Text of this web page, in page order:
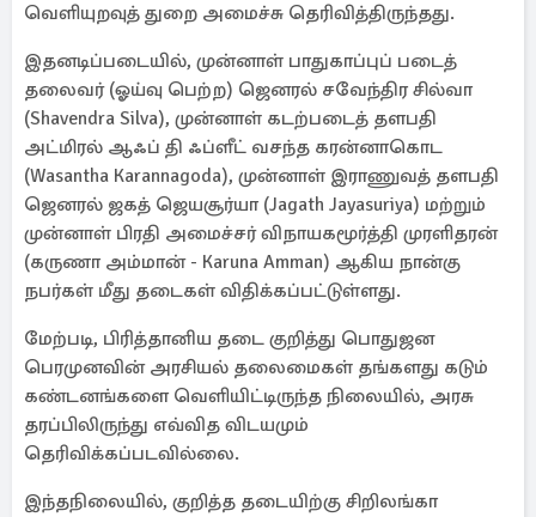
வெளியுறவுத் துறை அமைச்சு தெரிவித்திருந்தது.
இதனடிப்படையில், முன்னாள் பாதுகாப்புப் படைத்
தலைவர் (ஓய்வு பெற்ற) ஜெனரல் சவேந்திர சில்வா
(Shavendra Silva), முன்னாள் கடற்படைத் தளபதி
அட்மிரல் ஆஃப் தி ஃப்ளீட் வசந்த கரன்னாகொட
(Wasantha Karannagoda), முன்னாள் இராணுவத் தளபதி
ஜெனரல் ஜகத் ஜெயசூர்யா (Jagath Jayasuriya) மற்றும்
முன்னாள் பிரதி அமைச்சர் விநாயகமூர்த்தி முரளிதரன்
(கருணா அம்மான் - Karuna Amman) ஆகிய நான்கு
நபர்கள் மீது தடைகள் விதிக்கப்பட்டுள்ளது.
மேற்படி, பிரித்தானிய தடை குறித்து பொதுஜன
பெரமுனவின் அரசியல் தலைமைகள் தங்களது கடும்
கண்டனங்களை வெளியிட்டிருந்த நிலையில், அரசு
தரப்பிலிருந்து எவ்வித விடயமும்
தெரிவிக்கப்படவில்லை.
இந்தநிலையில், குறித்த தடையிற்கு சிறிலங்கா